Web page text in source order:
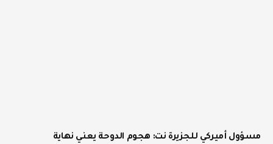
مسؤول أميركي للجزيرة نت: هجوم الدوحة يعني نهاية